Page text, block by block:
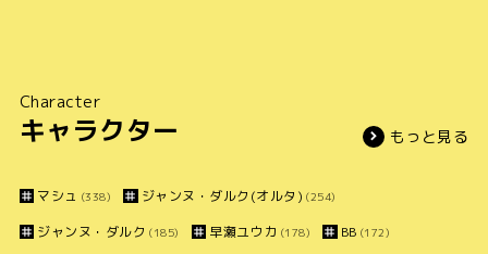
Character
キャラクター もっと見る
マシュ (338) ジャンヌ・ダルク(オルタ) (254)
ジャンヌ・ダルク (185) 早瀬ユウカ (178) BB (172)